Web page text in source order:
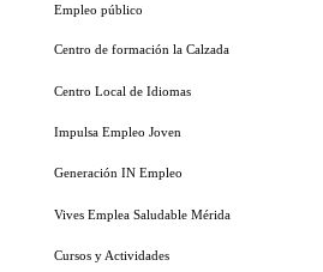
Empleo público
Centro de formación la Calzada
Centro Local de Idiomas
Impulsa Empleo Joven
Generación IN Empleo
Vives Emplea Saludable Mérida
Cursos y Actividades